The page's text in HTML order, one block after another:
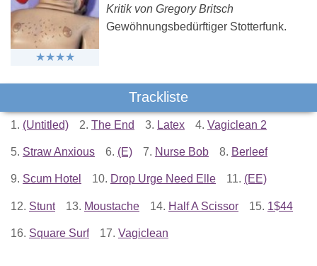
Kritik von Gregory Britsch
Gewöhnungsbedürftiger Stotterfunk.
Trackliste
1. (Untitled) 2. The End 3. Latex 4. Vagiclean 2
5. Straw Anxious 6. (E) 7. Nurse Bob 8. Berleef
9. Scum Hotel 10. Drop Urge Need Elle 11. (EE)
12. Stunt 13. Moustache 14. Half A Scissor 15. 1$44
16. Square Surf 17. Vagiclean